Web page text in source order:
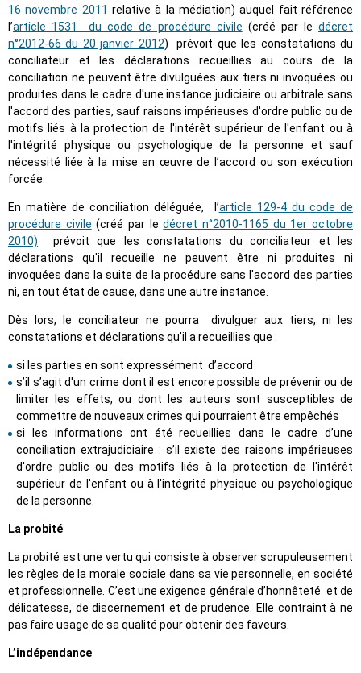
16 novembre 2011 relative à la médiation) auquel fait référence
l’article 1531 du code de procédure civile (créé par ledécret
n°2012-66 du 20 janvier 2012) prévoit que les constatations du
conciliateur et les déclarations recueillies au cours de la
conciliation ne peuvent être divulguées aux tiers ni invoquées ou
produites dans le cadre d'une instance judiciaire ou arbitrale sans
l'accord des parties, sauf raisons impérieuses d'ordre public ou de
motifs liés à la protection de l'intérêt supérieur de l'enfant ou à
l'intégrité physique ou psychologique de la personne et sauf
nécessité liée à la mise en œuvre de l’accord ou son exécution
forcée.
En matière de conciliation déléguée, l’article 129-4 du code de
procédure civile (créé par ledécret n°2010-1165 du 1er octobre
2010) prévoit que les constatations du conciliateur et les
déclarations qu'il recueille ne peuvent être ni produites ni
invoquées dans la suite de la procédure sans l'accord des parties
ni, en tout état de cause, dans une autre instance.
Dès lors, le conciliateur ne pourra divulguer aux tiers, ni les
constatations et déclarations qu’il a recueillies que :
si les parties en sont expressément d’accord
s’il s’agit d'un crime dont il est encore possible de prévenir ou de
limiter les effets, ou dont les auteurs sont susceptibles de
commettre de nouveaux crimes qui pourraient être empêchés
si les informations ont été recueillies dans le cadre d’une
conciliation extrajudiciaire : s’il existe des raisons impérieuses
d'ordre public ou des motifs liés à la protection de l'intérêt
supérieur de l'enfant ou à l'intégrité physique ou psychologique
de la personne.
La probité
La probité est une vertu qui consiste à observer scrupuleusement
les règles de la morale sociale dans sa vie personnelle, en société
et professionnelle. C’est une exigence générale d’honnêteté et de
délicatesse, de discernement et de prudence. Elle contraint à ne
pas faire usage de sa qualité pour obtenir des faveurs.
L’indépendance